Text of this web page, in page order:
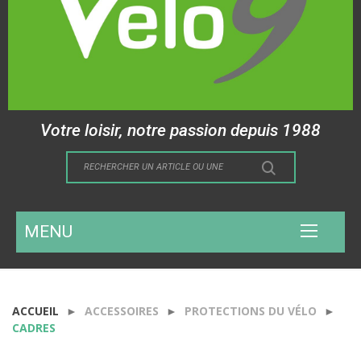
Votre loisir, notre passion depuis 1988
MENU
ACCUEIL ACCESSOIRES
PROTECTIONS DU VÉLO
CADRES